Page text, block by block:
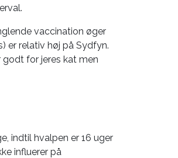
vaccination øger
er relativ høj på Sydfyn.
for jeres kat men
indtil hvalpen er 16 uger
influerer på